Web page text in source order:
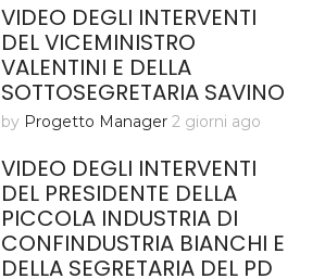
VIDEO DEGLI INTERVENTI
DEL VICEMINISTRO
VALENTINI E DELLA
SOTTOSEGRETARIA SAVINO
by Progetto Manager 2 giorni ago
VIDEO DEGLI INTERVENTI
DEL PRESIDENTE DELLA
PICCOLA INDUSTRIA DI
CONFINDUSTRIA BIANCHI E
DELLA SEGRETARIA DEL PD